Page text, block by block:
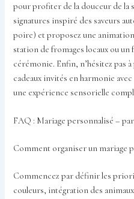
pour profiter de la douceur de la
signatures inspiré des saveurs
poire) et proposez une
station de fromages locaux ou
cérémonie. Enfin, n’hésitez pas
cadeaux invités en harmonie
une expérience sensorielle
FAQ : Mariage personnalisé –
Comment organiser un mariage
Commencez par définir les
couleurs, intégration des